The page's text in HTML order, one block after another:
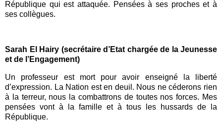
République qui est attaquée. Pensées à ses proches et à
ses collègues.
Sarah El Hairy (secrétaire d’Etat chargée de la Jeunesse
et de l’Engagement)
Un professeur est mort pour avoir enseigné la liberté
d’expression. La Nation est en deuil. Nous ne céderons rien
à la terreur, nous la combattrons de toutes nos forces. Mes
pensées vont à la famille et à tous les hussards de la
République.